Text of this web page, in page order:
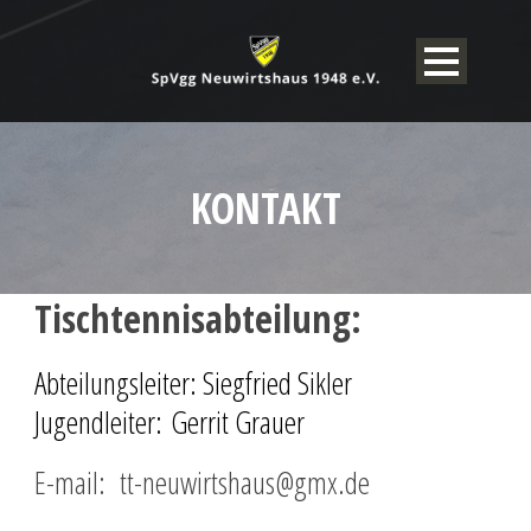
KONTAKT
Tischtennisabteilung:
Abteilungsleiter: Siegfried Sikler
Jugendleiter: Gerrit Grauer
E-mail: tt-neuwirtshaus@gmx.de